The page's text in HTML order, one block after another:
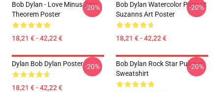
Bob Dylan - Love Minus Zero
Theorem Poster
18,21 € - 42,22 €
-20%
Bob Dylan Watercolor Portrait
Suzanns Art Poster
18,21 € - 42,22 €
-20%
Dylan Bob Dylan Poster
18,21 € - 42,22 €
-20%
Bob Dylan Rock Star Pullover
Sweatshirt
-20%